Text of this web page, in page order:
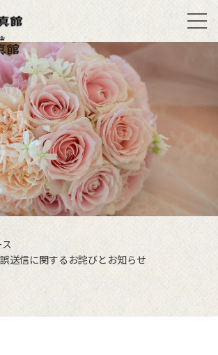
誤送信に関するお詫びとお知らせ